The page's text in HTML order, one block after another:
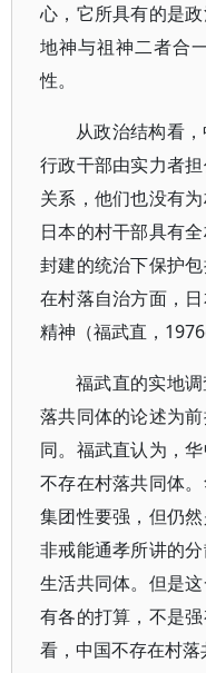
心，它所具有的是
地神与祖神二者合
性。
从政治结构看
行政干部由实力者
关系，他们也没有
日本的村干部具有
封建的统治下保护
在村落自治方面，
精神（福武直，
福武直的实地
落共同体的论述为
同。福武直认为，
不存在村落共同体
集团性要强，但仍
非戒能通孝所讲的
生活共同体。但是
有各的打算，不是
看，中国不存在村落